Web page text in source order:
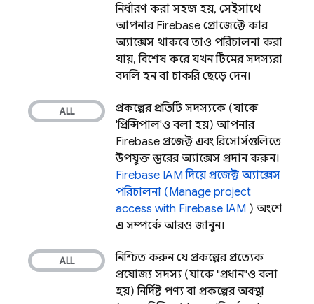
নির্ধারণ করা সহজ হয়, সেইসাথে
আপনার Firebase প্রোজেক্টে কার
অ্যাক্সেস থাকবে তাও পরিচালনা করা
যায়, বিশেষ করে যখন টিমের সদস্যরা
বদলি হন বা চাকরি ছেড়ে দেন।
প্রকল্পের প্রতিটি সদস্যকে (যাকে
'প্রিন্সিপাল'ও বলা হয়) আপনার
Firebase প্রজেক্ট এবং রিসোর্সগুলিতে
উপযুক্ত স্তরের অ্যাক্সেস প্রদান করুন।
Firebase IAM দিয়ে প্রজেক্ট অ্যাক্সেস
পরিচালনা (Manage project
access with Firebase IAM ) অংশে
এ সম্পর্কে আরও জানুন।
নিশ্চিত করুন যে প্রকল্পের প্রত্যেক
প্রযোজ্য সদস্য (যাকে "প্রধান"ও বলা
হয়) নির্দিষ্ট পণ্য বা প্রকল্পের অবস্থা